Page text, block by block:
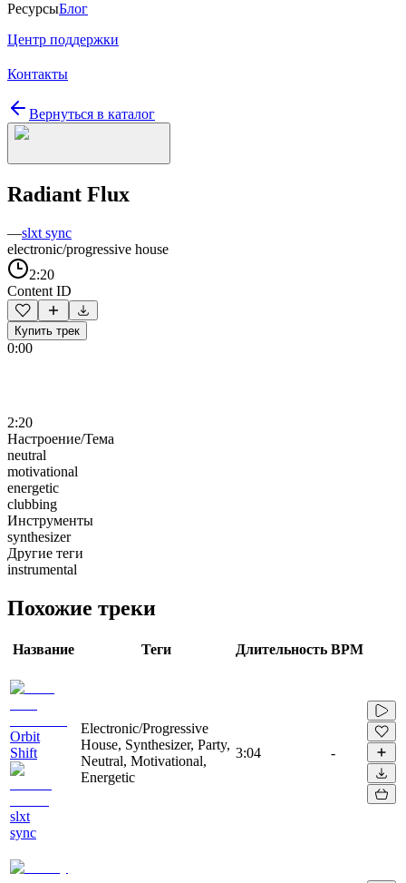
РесурсыБлог
Центр поддержки
Контакты
Вернуться в каталог
Radiant Flux
—slxt sync
electronic/progressive house
2:20
Content ID
Купить трек
0:00
2:20
Настроение/Тема
neutral
motivational
energetic
clubbing
Инструменты
synthesizer
Другие теги
instrumental
Похожие треки
Название Теги Длительность BPM
Orbit
Shift
slxt
sync
Electronic/Progressive
House, Synthesizer, Party,
Neutral, Motivational,
Energetic
3:04 -